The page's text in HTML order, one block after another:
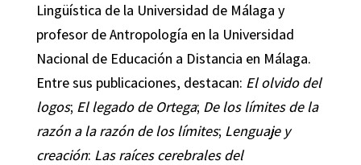
Lingüística de la Universidad de Málaga y
profesor de Antropología en la Universidad
Nacional de Educación a Distancia en Málaga.
Entre sus publicaciones, destacan: El olvido del
logos; El legado de Ortega; De los límites de la
razón a la razón de los límites; Lenguaje y
creación: Las raíces cerebrales del